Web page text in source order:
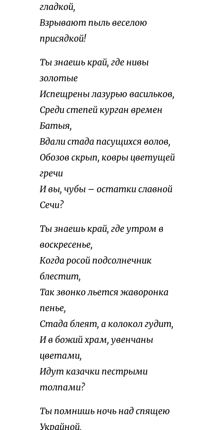
гладкой,
Взрывают пыль веселою
присядкой!
Ты знаешь край, где нивы
золотые
Испещрены лазурью васильков,
Среди степей курган времен
Батыя,
Вдали стада пасущихся волов,
Обозов скрып, ковры цветущей
гречи
И вы, чубы – остатки славной
Сечи?
Ты знаешь край, где утром в
воскресенье,
Когда росой подсолнечник
блестит,
Так звонко льется жаворонка
пенье,
Стада блеят, а колокол гудит,
И в божий храм, увенчаны
цветами,
Идут казачки пестрыми
толпами?
Ты помнишь ночь над спящею
Украйной,